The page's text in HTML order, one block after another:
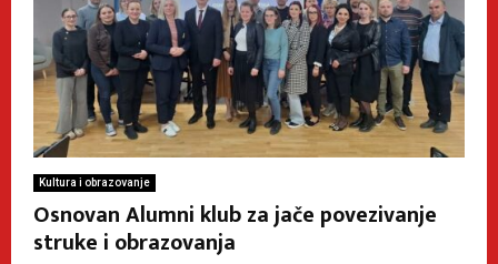
Kultura i obrazovanje
Osnovan Alumni klub za jače povezivanje
struke i obrazovanja